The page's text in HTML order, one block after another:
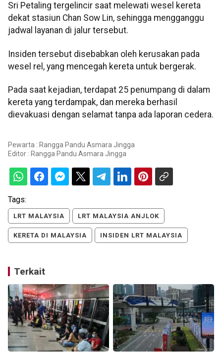
Sri Petaling tergelincir saat melewati wesel kereta
dekat stasiun Chan Sow Lin, sehingga mengganggu
jadwal layanan di jalur tersebut.
Insiden tersebut disebabkan oleh kerusakan pada
wesel rel, yang mencegah kereta untuk bergerak.
Pada saat kejadian, terdapat 25 penumpang di dalam
kereta yang terdampak, dan mereka berhasil
dievakuasi dengan selamat tanpa ada laporan cedera.
Pewarta : Rangga Pandu Asmara Jingga
Editor : Rangga Pandu Asmara Jingga
Tags:
LRT MALAYSIA LRT MALAYSIA ANJLOK
KERETA DI MALAYSIA INSIDEN LRT MALAYSIA
Terkait